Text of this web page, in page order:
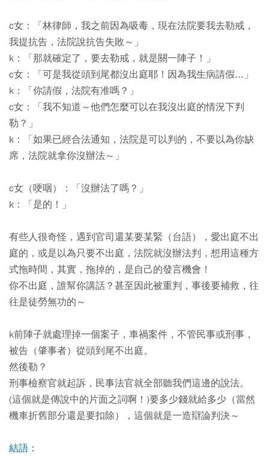
c女：「林律師，我之前因為吸毒，現在法院要我去勒戒，
我提抗告，法院說抗告失敗～」
k：「那就確定了，要去勒戒，就是關一陣子！」
c女：「可是我從頭到尾都沒出庭耶！因為我生病請假...」
k：「你請假，法院有准嗎？」
c女：「我不知道～他們怎麼可以在我沒出庭的情況下判
勒？」
k：「如果已經合法通知，法院是可以判的，不要以為你缺
席，法院就拿你沒辦法～」
c女（哽咽）：「沒辦法了嗎？」
k：「是的！」
有些人很奇怪，遇到官司還某要某緊（台語），愛出庭不出
庭的，或是以為只要不出庭，法院就沒辦法判，想用這種方
式拖時間，其實，拖掉的，是自己的發言機會！
你不出庭，誰幫你講話？甚至因此被重判，事後要補救，往
往是徒勞無功的～
k前陣子就處理掉一個案子，車禍案件，不管民事或刑事，
被告（肇事者）從頭到尾不出庭。
然後勒？
刑事檢察官就起訴，民事法官就全部聽我們這邊的說法。
(這個就是傳說中的片面之詞啊！)要多少錢就給多少（當然
機車折舊部分還是要扣除），這個就是一造辯論判決～
結語：